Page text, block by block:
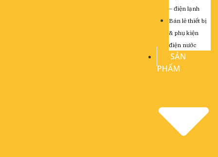
– điện lạnh
Bán lẻ thiết bị
& phụ kiện
điện nước
SẢN
PHẨM